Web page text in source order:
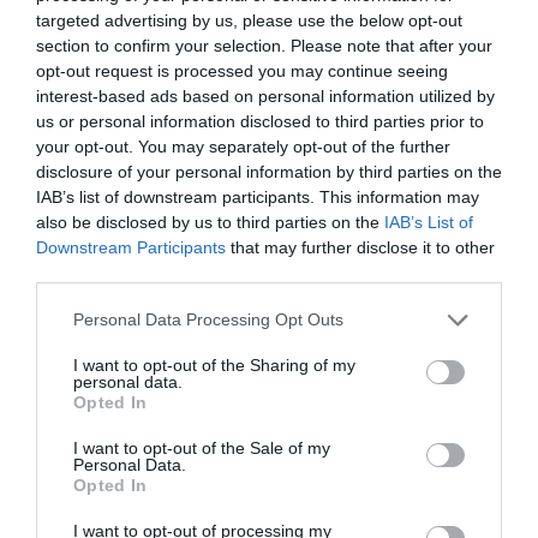
targeted advertising by us, please use the below opt-out
section to confirm your selection. Please note that after your
opt-out request is processed you may continue seeing
interest-based ads based on personal information utilized by
us or personal information disclosed to third parties prior to
your opt-out. You may separately opt-out of the further
disclosure of your personal information by third parties on the
IAB’s list of downstream participants. This information may
also be disclosed by us to third parties on the IAB’s List of
Downstream Participants that may further disclose it to other
Personal Data Processing Opt Outs
I want to opt-out of the Sharing of my
personal data.
Opted In
I want to opt-out of the Sale of my
Personal Data.
Opted In
I want to opt-out of processing my
Ponts
à 1.51 km du point 23
Saint-Senier-sous-Avranches
à 2.73 km du point 23
à 2.61 km du point 23
Poilley
à 2.64 km du point 25
à 2.54 km du point 25
Pontaubault
Les Pas
à 2.33 km du point 26
à 1.43 km du point 26
à 2.64 km du point 27
à 1.49 km du point 27
Trémaudanà 3.26 km du point 27
Kergaradec à 1.35 km du point 28
à 1.85 km du point 28
Lambézellecà 1.50 km du point 29
Pontanézen à 0.99 km du point 29
à 1.50 km du point 29
Grand Kerinouà 1.06 km du point 30
à 1.06 km du point 30